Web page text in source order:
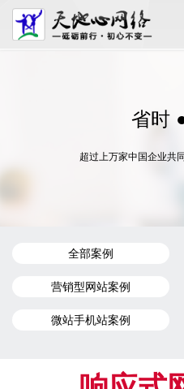
省时
超过上万家中国企业共
全部案例
营销型网站案例
微站手机站案例